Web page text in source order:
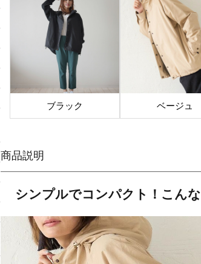
シンプルでコンパクト！こん
ブラック ベージュ